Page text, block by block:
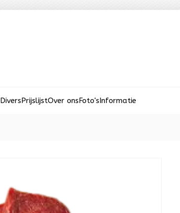
DiversPrijslijstOver onsFoto'sInformatie